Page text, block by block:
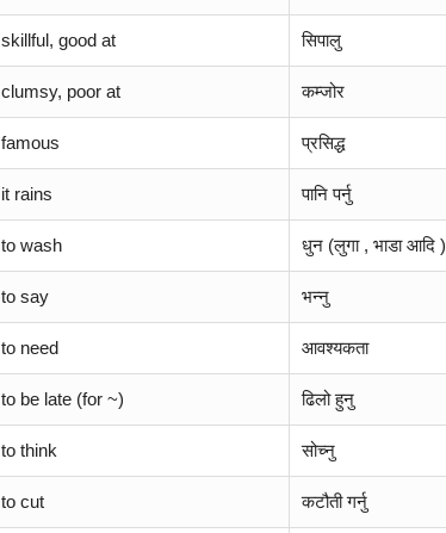
skillful, good at सिपालु
clumsy, poor at कम्जोर
famous प्रसिद्ध
it rains पानि पर्नु
to wash धुन (लुगा , भाडा आदि )
to say भन्नु
to need आवश्यकता
to be late (for ~) ढिलो हुनु
to think सोच्नु
to cut कटौती गर्नु